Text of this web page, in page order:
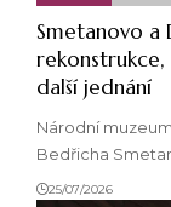
Smetanovo a
další jednání
Národní
Bedřicha
25/07/2026